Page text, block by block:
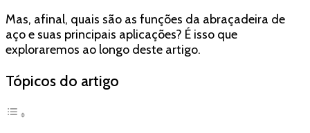
Mas, afinal, quais são as funções da abraçadeira de
aço e suas principais aplicações? É isso que
exploraremos ao longo deste artigo.
Tópicos do artigo